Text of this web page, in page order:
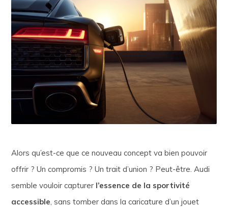
Alors qu’est-ce que ce nouveau concept va bien pouvoir
offrir ? Un compromis ? Un trait d’union ? Peut-être. Audi
semble vouloir capturer l’essence de la sportivité
accessible, sans tomber dans la caricature d’un jouet